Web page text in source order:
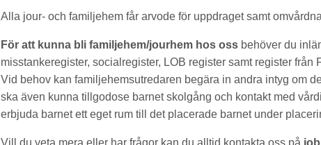
Alla jour- och familjehem får arvode för uppdraget samt
För att kunna bli familjehem/jourhem hos oss behöver du
misstankeregister, socialregister, LOB register samt register
Vid behov kan familjehemsutredaren begära in andra intyg om
ska även kunna tillgodose barnet skolgång och kontakt med
erbjuda barnet ett eget rum till det placerade barnet under
Vill du veta mera eller har frågor kan du alltid kontakta oss på